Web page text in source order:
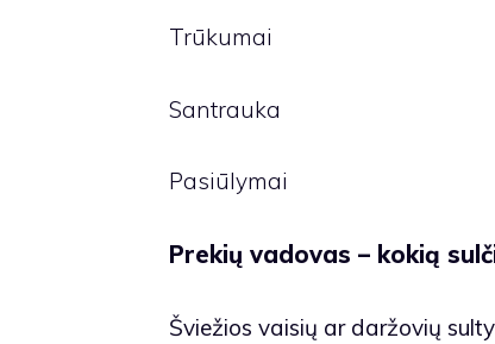
Trūkumai
Santrauka
Pasiūlymai
Prekių vadovas – kokią
Šviežios vaisių ar daržovių